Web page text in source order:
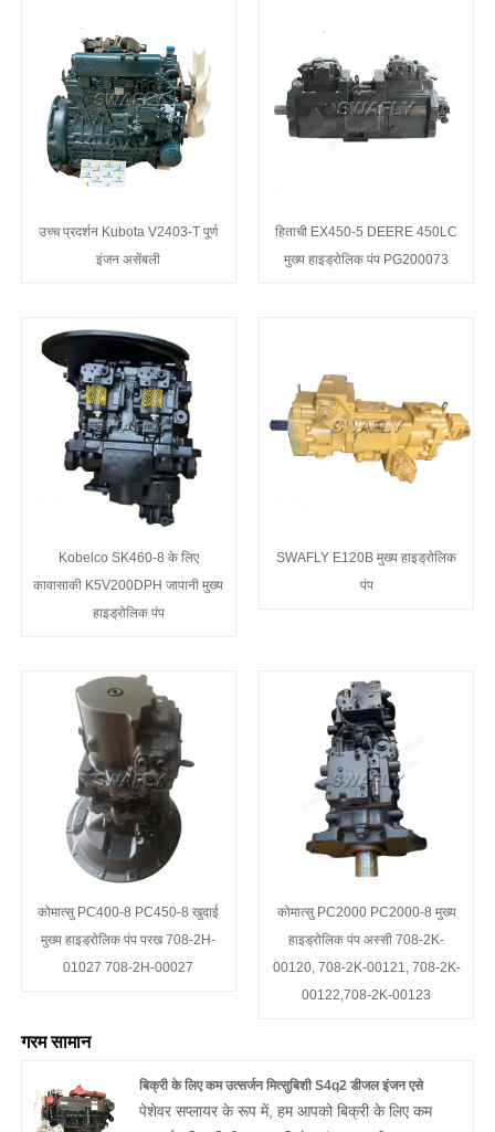
उच्च प्रदर्शन Kubota V2403-T पूर्ण
इंजन असेंबली
हिताची EX450-5 DEERE 450LC
मुख्य हाइड्रोलिक पंप PG200073
Kobelco SK460-8 के लिए
कावासाकी K5V200DPH जापानी मुख्य
हाइड्रोलिक पंप
SWAFLY E120B मुख्य हाइड्रोलिक
पंप
कोमात्सु PC400-8 PC450-8 खुदाई
मुख्य हाइड्रोलिक पंप परख 708-2H-
01027 708-2H-00027
कोमात्सु PC2000 PC2000-8 मुख्य
हाइड्रोलिक पंप अस्सी 708-2K-
00120, 708-2K-00121, 708-2K-
00122,708-2K-00123
गरम सामान
बिक्री के लिए कम उत्सर्जन मित्सुबिशी S4q2 डीजल इंजन एसे
पेशेवर सप्लायर के रूप में, हम आपको बिक्री के लिए कम